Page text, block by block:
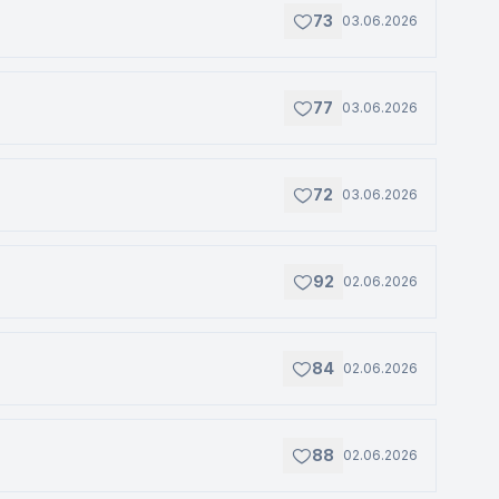
73 03.06.2026
77 03.06.2026
72 03.06.2026
92 02.06.2026
84 02.06.2026
88 02.06.2026